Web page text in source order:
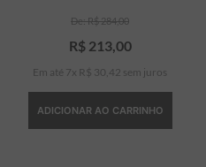
R$284,00
R$ 213, 00
Em até 7 x R$ 30 42 sem juros
ADICIONAR AO CARRINHO